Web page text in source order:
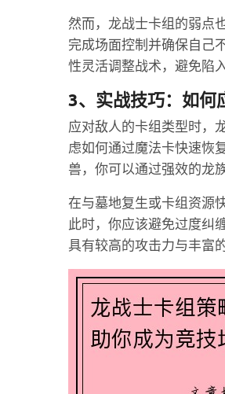
然而，龙战士卡组的弱点
完成场面控制并确保自己
性灵活调整战术，避免陷
3、实战技巧：如何
应对敌人的卡组类型时，
虑如何通过魔法卡快速恢
兽，你可以通过强效的龙
在与墓地复生或卡组资源
此时，你应该避免过度纠
具有较高的攻击力与丰富